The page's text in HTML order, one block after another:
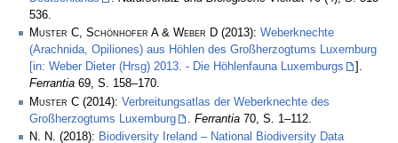
536.
Muster C, Schönhofer A & Weber D (2013): Weberknechte
(Arachnida, Opiliones) aus Höhlen des Großherzogtums Luxemburg
[in: Weber Dieter (Hrsg) 2013. - Die Höhlenfauna Luxemburgs
].
Ferrantia 69, S. 158–170.
Muster C (2014): Verbreitungsatlas der Weberknechte des
Großherzogtums Luxemburg
Ferrantia 70, S. 1–112.
N. N. (2018): Biodiversity Ireland – National Biodiversity Data